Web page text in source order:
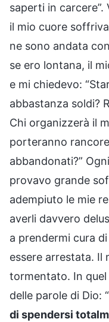
saperti in
il mio cuore
ne sono andata
se ero lontana, il
e mi chiedevo:
abbastanza soldi?
Chi organizzerà il
porteranno
abbandonati?”
provavo grande
adempiuto le mie
averli davvero
a prendermi cura
essere arrestata. Il
tormentato. In
delle parole di Dio: “
di spendersi